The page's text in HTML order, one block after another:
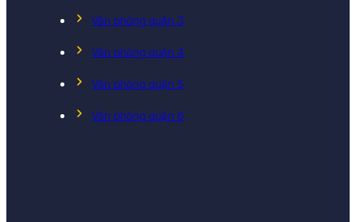
Văn phòng quận 3
Văn phòng quận 4
Văn phòng quận 5
Văn phòng quận 6